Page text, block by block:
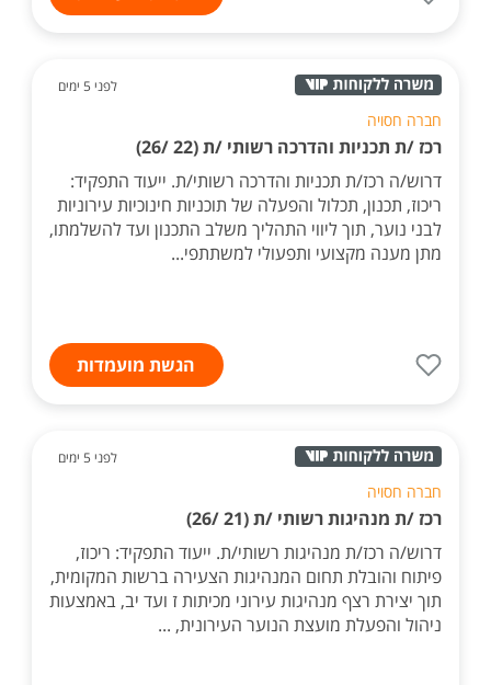
לפני 5 ימים
חברה חסויה
רכז /ת תכניות והדרכה רשותי /ת (22 /26)
דרוש/ה רכז/ת תכניות והדרכה רשותי/ת. ייעוד התפקיד:
ריכוז, תכנון, תכלול והפעלה של תוכניות חינוכיות עירוניות
לבני נוער, תוך ליווי התהליך משלב התכנון ועד להשלמתו,
מתן מענה מקצועי ותפעולי למשתתפי...
הגשת מועמדות
לפני 5 ימים
חברה חסויה
רכז /ת מנהיגות רשותי /ת (21 /26)
דרוש/ה רכז/ת מנהיגות רשותי/ת. ייעוד התפקיד: ריכוז,
פיתוח והובלת תחום המנהיגות הצעירה ברשות המקומית,
תוך יצירת רצף מנהיגות עירוני מכיתות ז ועד יב, באמצעות
ניהול והפעלת מועצת הנוער העירונית, ...